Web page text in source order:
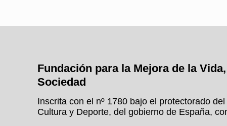
Fundación para la Mejora de la
Sociedad
Inscrita con el nº 1780 bajo el protectorado
Cultura y Deporte, del gobierno de España,